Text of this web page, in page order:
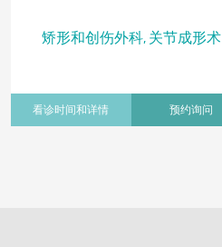
矫形和创伤外科, 关节成形术
看诊时间和详情 预约询问